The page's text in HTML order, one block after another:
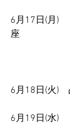
6月17日(月)
座
10:00-
募集
6月18日(火)
6月19日(水)